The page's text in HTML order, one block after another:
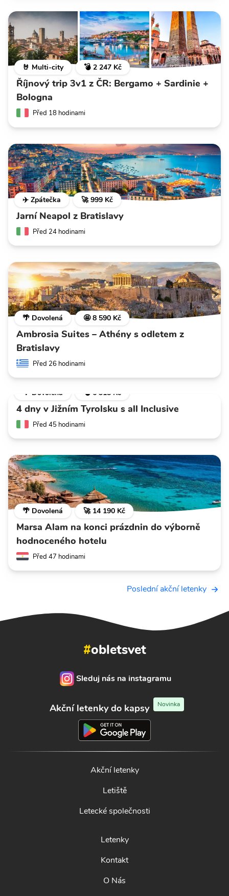
🤘 Multi-city 💣 2 247 Kč
Říjnový trip 3v1 z ČR: Bergamo + Sardinie +
Bologna
Před 18 hodinami
✈️ Zpátečka 🚀 999 Kč
Jarní Neapol z Bratislavy
Před 24 hodinami
🌴 Dovolená 🤩 8 590 Kč
Ambrosia Suites – Athény s odletem z
Bratislavy
Před 26 hodinami
🌴 Dovolená 💣 6 318 Kč
4 dny v Jižním Tyrolsku s all Inclusive
Před 45 hodinami
🌴 Dovolená 🚀 14 190 Kč
Marsa Alam na konci prázdnin do výborně
hodnoceného hotelu
Před 47 hodinami
Poslední akční letenky
#obletsvet
Sleduj nás na instagramu
Akční letenky do kapsy Novinka
Akční letenky
Letiště
Letecké společnosti
Letenky
Kontakt
O Nás